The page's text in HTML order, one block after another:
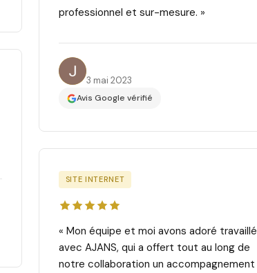
professionnel et sur-mesure. »
Jupiter K.
3 mai 2023
Avis Google vérifié
SITE INTERNET
« Mon équipe et moi avons adoré travaillé
avec AJANS, qui a offert tout au long de
notre collaboration un accompagnement